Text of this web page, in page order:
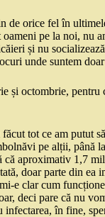
de orice fel în
pe la noi, nu
și nu
unde suntem
și octombrie,
tot ce am putut
pe alții, până
aproximativ 1,7
doar parte din ea
e clar cum
deci pare că nu
în fine,